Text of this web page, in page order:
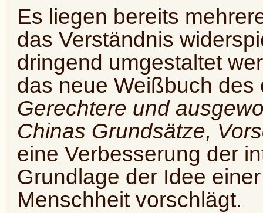
Es liegen bereits
das Verständnis
dringend umgestaltet
das neue Weißbuch
Gerechtere und
Chinas Grundsätze,
eine Verbesserung der
Grundlage der Idee
Menschheit vorschlägt.